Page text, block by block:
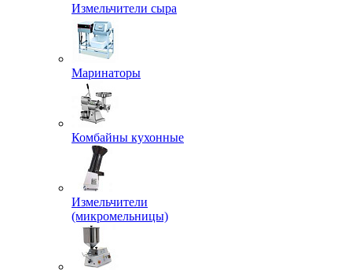
Измельчители сыра
Маринаторы
Комбайны кухонные
Измельчители
(микромельницы)